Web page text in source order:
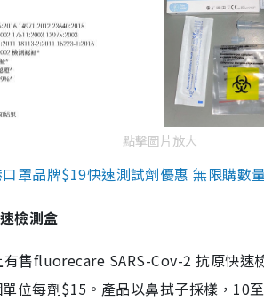
點擊圖片放大
罩品牌$19快速測試劑優惠 無限購數
檢測盒
售fluorecare SARS-Cov-2 抗原快速
位每劑$15。產品以鼻拭子採樣，10